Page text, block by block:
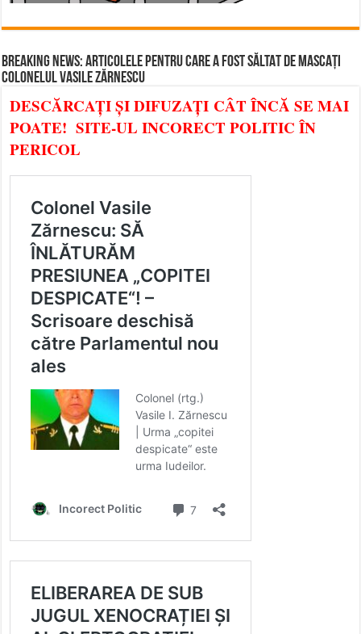
BREAKING NEWS: ARTICOLELE PENTRU CARE A FOST SĂLTAT DE MASCAȚI
COLONELUL VASILE ZĂRNESCU
DESCĂRCAȚI ȘI DIFUZAȚI CÂT ÎNCĂ SE MAI
POATE! SITE-UL INCORECT POLITIC ÎN
PERICOL